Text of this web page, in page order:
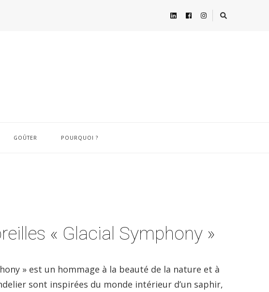
GOÛTER POURQUOI ?
« Glacial Symphony »
» est un hommage à la beauté de la nature et à
sont inspirées du monde intérieur d’un saphir,